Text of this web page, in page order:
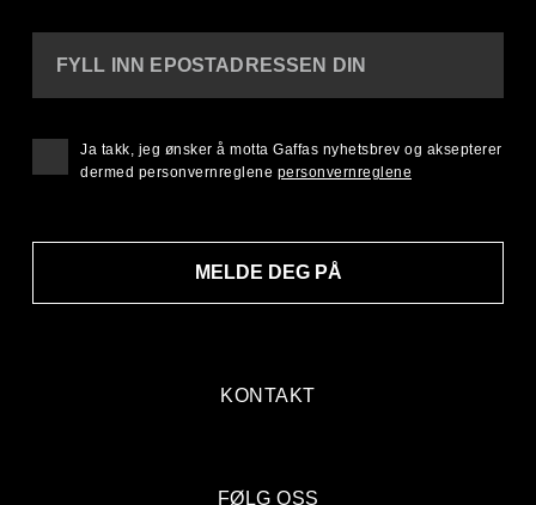
KONTAKT
FYLL INN EPOSTADRESSEN DIN
MELDE DEG PÅ
Ja takk, jeg ønsker å motta Gaffas nyhetsbrev og aksepterer
dermed personvernreglene personvernreglene
FØLG OSS